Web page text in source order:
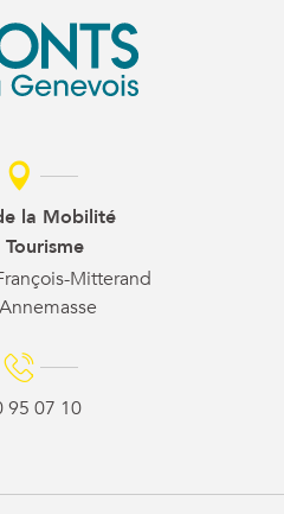
la Mobilité
Mitterand
95 07 10